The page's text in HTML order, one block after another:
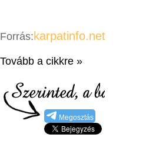
Forrás: karpatinfo.net
Tovább a cikkre »
Megosztás